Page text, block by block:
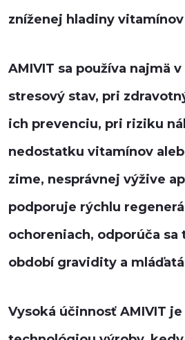
zníženej hladiny
AMIVIT sa používa najmä
stresový stav, pri
ich prevenciu, pri riziku
nedostatku vitamínov
zime, nesprávnej výžive
podporuje rýchlu
ochoreniach, odporúča sa
období gravidity a
Vysoká účinnosť AMIVIT